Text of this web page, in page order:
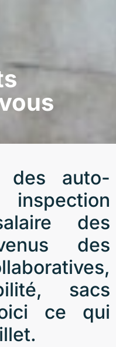
des auto-
inspection
des
des
sacs
ce qui